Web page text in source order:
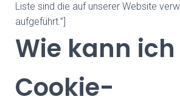
Liste sind die auf unserer Website
aufgeführt.”]
Wie kann
Cookie-